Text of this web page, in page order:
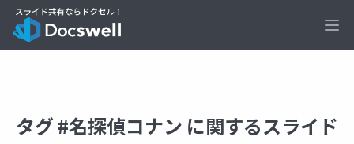
タグ #名探偵コナン に関するスライド